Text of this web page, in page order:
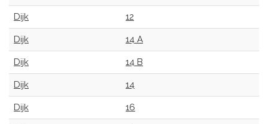
Dijk 12
Dijk 14 A
Dijk 14 B
Dijk 14
Dijk 16